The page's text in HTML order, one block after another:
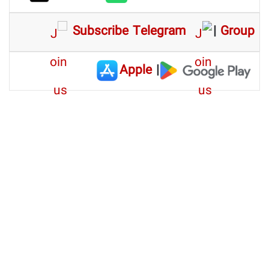
Subscribe Telegram
| Group
|
Apple